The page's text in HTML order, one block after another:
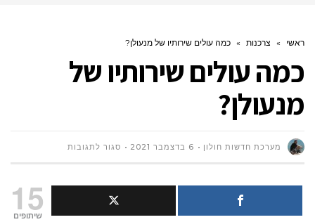
ראשי » צרכנות » כמה עולים שירותיו של מנעולן?
כמה עולים שירותיו של
מנעולן?
מערכת חדשות חולון 6 בדצמבר 2021 סגור לתגובותעל
15
שיתופים